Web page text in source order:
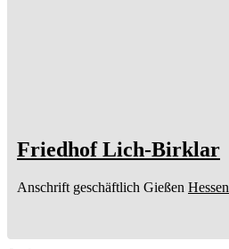
Friedhof Lich-Birklar
Anschrift geschäftlich Gießen Hessen